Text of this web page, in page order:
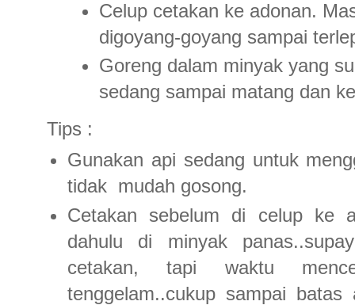
Celup cetakan ke adonan.
digoyang-goyang sampai
Goreng dalam minyak yang
sedang sampai matang dan
Tips :
Gunakan api sedang untuk
tidak mudah gosong.
Cetakan sebelum di celup ke
dahulu di minyak
cetakan, tapi waktu
tenggelam..cukup sampai